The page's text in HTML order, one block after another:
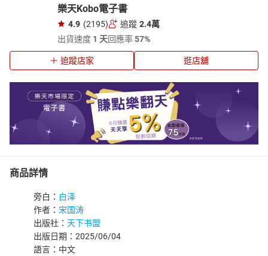
樂天Kobo電子書
4.9 (2195) 追蹤 2.4萬
出貨速度 1 天回應率57%
追蹤店家 逛店舖
商品詳情
旁白： 白泽
作者： 宋国涛
出版社： 天下书盟
出版日期：2025/06/04
語言：中文